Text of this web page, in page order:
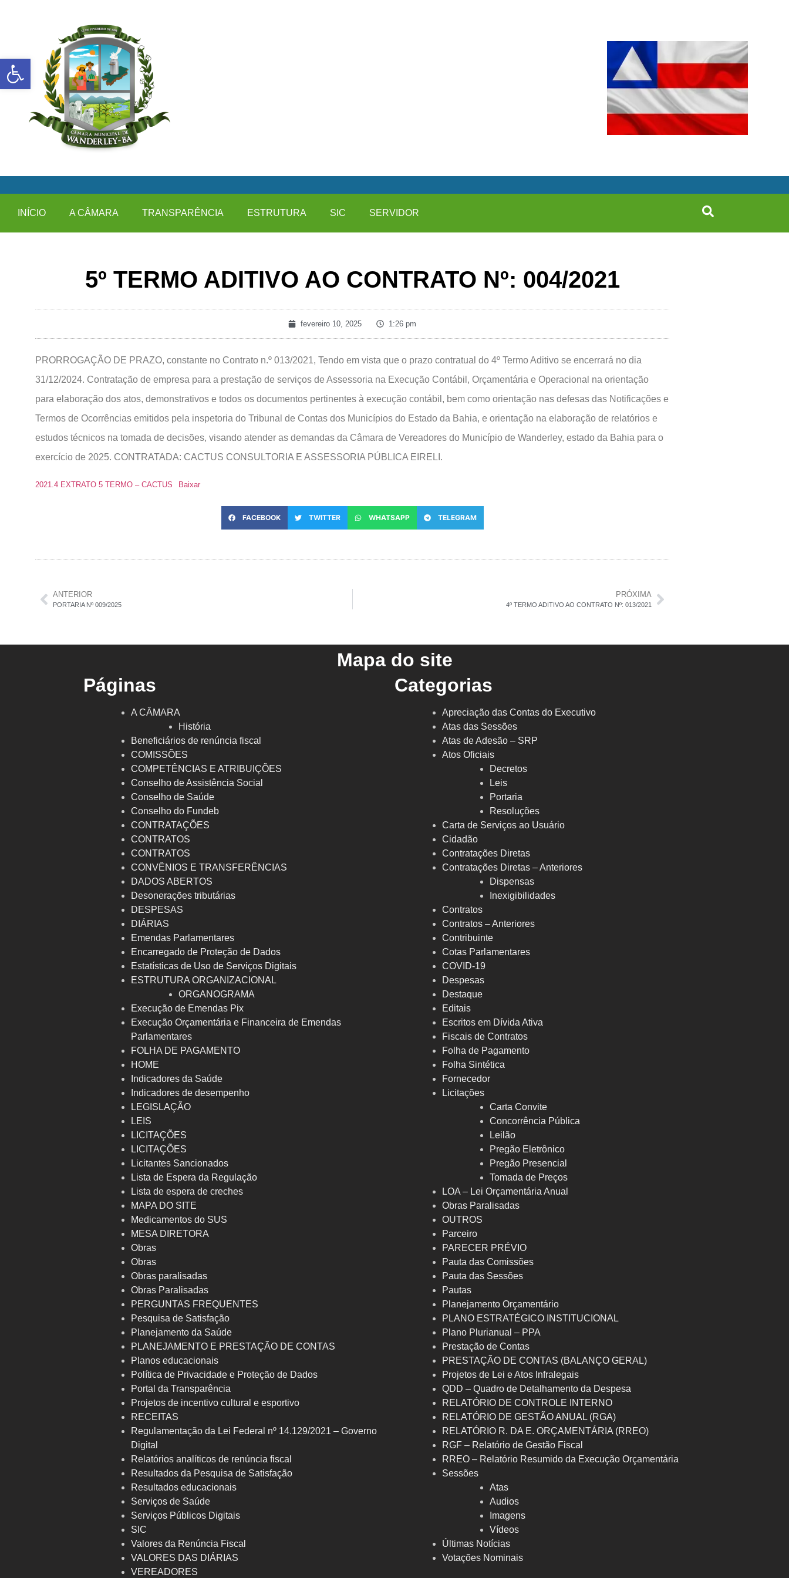
INÍCIO A CÂMARA TRANSPARÊNCIA ESTRUTURA SIC SERVIDOR
5º TERMO ADITIVO AO CONTRATO Nº: 004/2021
fevereiro 10, 2025 1:26 pm
PRORROGAÇÃO DE PRAZO, constante no Contrato n.º 013/2021, Tendo em vista que o prazo contratual do 4º Termo Aditivo se encerrará no dia
31/12/2024. Contratação de empresa para a prestação de serviços de Assessoria na Execução Contábil, Orçamentária e Operacional na orientação
para elaboração dos atos, demonstrativos e todos os documentos pertinentes à execução contábil, bem como orientação nas defesas das Notificações e
Termos de Ocorrências emitidos pela inspetoria do Tribunal de Contas dos Municípios do Estado da Bahia, e orientação na elaboração de relatórios e
estudos técnicos na tomada de decisões, visando atender as demandas da Câmara de Vereadores do Município de Wanderley, estado da Bahia para o
exercício de 2025. CONTRATADA: CACTUS CONSULTORIA E ASSESSORIA PÚBLICA EIRELI.
2021.4 EXTRATO 5 TERMO – CACTUS Baixar
FACEBOOK TWITTER WHATSAPP TELEGRAM
ANTERIOR
PORTARIA Nº 009/2025
PRÓXIMA
4º TERMO ADITIVO AO CONTRATO Nº: 013/2021
Mapa do site
Páginas
A CÂMARA
História
Beneficiários de renúncia fiscal
COMISSÕES
COMPETÊNCIAS E ATRIBUIÇÕES
Conselho de Assistência Social
Conselho de Saúde
Conselho do Fundeb
CONTRATAÇÕES
CONTRATOS
CONTRATOS
CONVÊNIOS E TRANSFERÊNCIAS
DADOS ABERTOS
Desonerações tributárias
DESPESAS
DIÁRIAS
Emendas Parlamentares
Encarregado de Proteção de Dados
Estatísticas de Uso de Serviços Digitais
ESTRUTURA ORGANIZACIONAL
ORGANOGRAMA
Execução de Emendas Pix
Execução Orçamentária e Financeira de Emendas
Parlamentares
FOLHA DE PAGAMENTO
HOME
Indicadores da Saúde
Indicadores de desempenho
LEGISLAÇÃO
LEIS
LICITAÇÕES
LICITAÇÕES
Licitantes Sancionados
Lista de Espera da Regulação
Lista de espera de creches
MAPA DO SITE
Medicamentos do SUS
MESA DIRETORA
Obras
Obras
Obras paralisadas
Obras Paralisadas
PERGUNTAS FREQUENTES
Pesquisa de Satisfação
Planejamento da Saúde
PLANEJAMENTO E PRESTAÇÃO DE CONTAS
Planos educacionais
Política de Privacidade e Proteção de Dados
Portal da Transparência
Projetos de incentivo cultural e esportivo
RECEITAS
Regulamentação da Lei Federal nº 14.129/2021 – Governo
Digital
Relatórios analíticos de renúncia fiscal
Resultados da Pesquisa de Satisfação
Resultados educacionais
Serviços de Saúde
Serviços Públicos Digitais
SIC
Valores da Renúncia Fiscal
VALORES DAS DIÁRIAS
VEREADORES
Categorias
Apreciação das Contas do Executivo
Atas das Sessões
Atas de Adesão – SRP
Atos Oficiais
Decretos
Leis
Portaria
Resoluções
Carta de Serviços ao Usuário
Cidadão
Contratações Diretas
Contratações Diretas – Anteriores
Dispensas
Inexigibilidades
Contratos
Contratos – Anteriores
Contribuinte
Cotas Parlamentares
COVID-19
Despesas
Destaque
Editais
Escritos em Dívida Ativa
Fiscais de Contratos
Folha de Pagamento
Folha Sintética
Fornecedor
Licitações
Carta Convite
Concorrência Pública
Leilão
Pregão Eletrônico
Pregão Presencial
Tomada de Preços
LOA – Lei Orçamentária Anual
Obras Paralisadas
OUTROS
Parceiro
PARECER PRÉVIO
Pauta das Comissões
Pauta das Sessões
Pautas
Planejamento Orçamentário
PLANO ESTRATÉGICO INSTITUCIONAL
Plano Plurianual – PPA
Prestação de Contas
PRESTAÇÃO DE CONTAS (BALANÇO GERAL)
Projetos de Lei e Atos Infralegais
QDD – Quadro de Detalhamento da Despesa
RELATÓRIO DE CONTROLE INTERNO
RELATÓRIO DE GESTÃO ANUAL (RGA)
RELATÓRIO R. DA E. ORÇAMENTÁRIA (RREO)
RGF – Relatório de Gestão Fiscal
RREO – Relatório Resumido da Execução Orçamentária
Sessões
Atas
Audios
Imagens
Vídeos
Últimas Notícias
Votações Nominais
Abrir a barra de ferramentas